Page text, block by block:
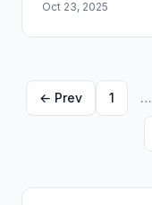
Oct 23, 2025
← Prev 1 …